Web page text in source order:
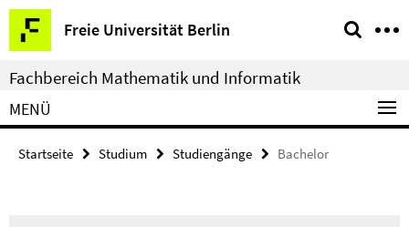
Springe
direkt
zu
Inhalt
Freie Universität Berlin
Service-
Navigation
Fachbereich Mathematik und Informatik
MENÜ
Startseite Studium Studiengänge Bachelor